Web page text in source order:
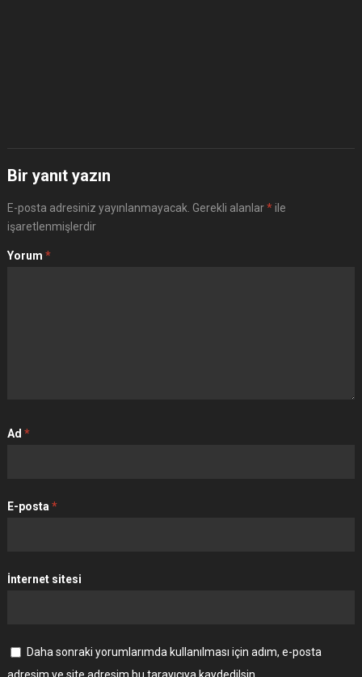
Bir yanıt yazın
E-posta adresiniz yayınlanmayacak. Gerekli alanlar*ile
işaretlenmişlerdir
Yorum *
Ad *
E-posta *
İnternet sitesi
Daha sonraki yorumlarımda kullanılması için adım, e-posta
adresim ve site adresim bu tarayıcıya kaydedilsin.